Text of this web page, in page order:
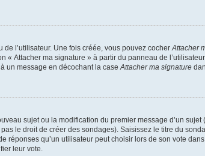
l’utilisateur. Une fois créée, vous pouvez cocher Attacher
« Attacher ma signature » à partir du panneau de
un message en décochant la case Attacher ma signature
sujet ou la modification du premier message d’un
le droit de créer des sondages). Saisissez le titre du
réponses qu’un utilisateur peut choisir lors de son vote
leur vote.